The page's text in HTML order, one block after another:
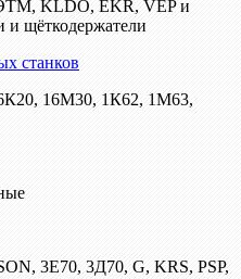
KLDO, EKR, VEP и
щёткодержатели
станков
16М30, 1К62, 1М63,
3Е70, 3Д70, G, KRS, PSP,